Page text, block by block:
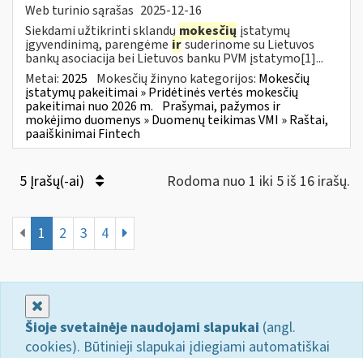
Web turinio sąrašas 2025-12-16
Siekdami užtikrinti sklandų mokesčių įstatymų
įgyvendinimą, parengėme irsuderinome su Lietuvos
bankų asociacija bei Lietuvos banku PVM įstatymo[1]...
Metai: 2025 Mokesčių žinyno kategorijos: Mokesčių
įstatymų pakeitimai » Pridėtinės vertės mokesčių
pakeitimai nuo 2026 m. Prašymai, pažymos ir
mokėjimo duomenys » Duomenų teikimas VMI » Raštai,
paaiškinimai Fintech
5 Įrašų(-ai) Rodoma nuo 1 iki 5 iš 16 irašų.
1 2 3 4
Šioje svetainėje naudojami slapukai (angl.
cookies). Būtinieji slapukai įdiegiami automatiškai